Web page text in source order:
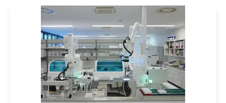
Str. 2, 12489 Berlin oder per E-Mail unter
widerruf@lumitos.commit Wirkung für die Zukunft
widerrufen. Zudem ist in jeder E-Mail ein Link zur
Abbestellung des entsprechenden Newsletters
enthalten.